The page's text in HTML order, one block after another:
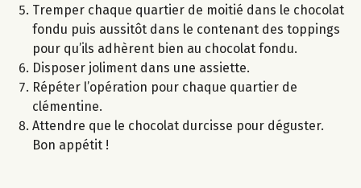
Tremper chaque quartier de moitié dans le chocolat
fondu puis aussitôt dans le contenant des toppings
pour qu’ils adhèrent bien au chocolat fondu.
Disposer joliment dans une assiette.
Répéter l’opération pour chaque quartier de
clémentine.
Attendre que le chocolat durcisse pour déguster.
Bon appétit !